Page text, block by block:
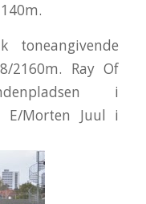
2160m. Ray Of
i
E/Morten Juul i